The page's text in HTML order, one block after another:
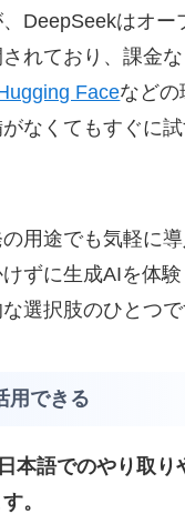
DeepSeekはオー
れており、課金
Faceなどの
なくてもすぐに
用途でも気軽に
ずに生成AIを体験
選択肢のひとつで
用できる
日本語でのやり取り
。